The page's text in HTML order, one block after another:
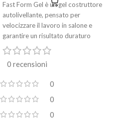
Fast Form Gel è un gel costruttore
autolivellante, pensato per
velocizzare il lavoro in salone e
garantire un risultato duraturo
0 recensioni
0
0
0